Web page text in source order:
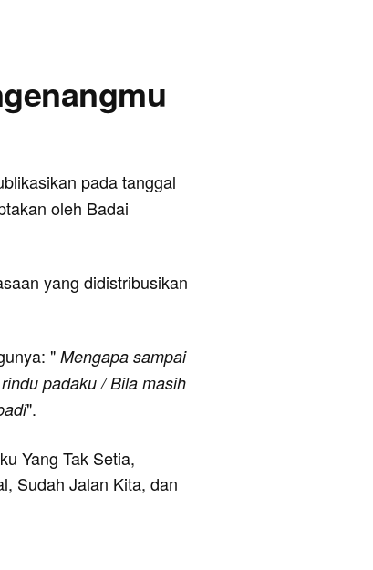
pada tanggal
oleh Badai
yang didistribusikan
" Mengapa sampai
padaku / Bila masih
".
Yang Tak Setia,
Sudah Jalan Kita, dan